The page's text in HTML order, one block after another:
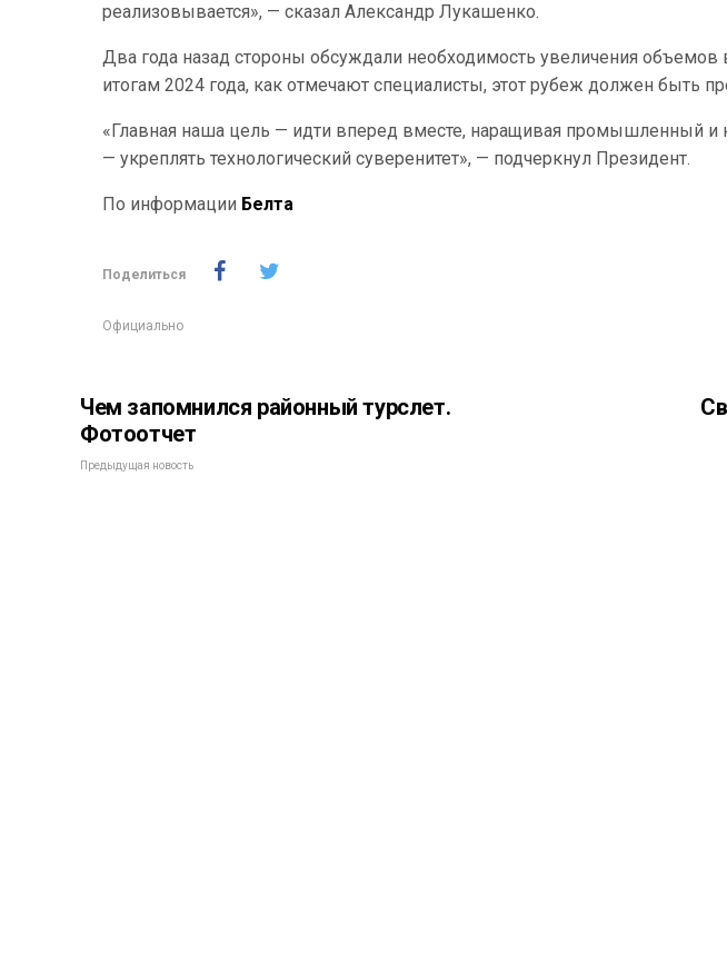
реализовывается», — сказал Александр Лукашенко.
Два года назад стороны обсуждали необходимость увеличения
итогам 2024 года, как отмечают специалисты, этот рубеж должен быть
«Главная наша цель — идти вперед вместе, наращивая промышленный и
— укреплять технологический суверенитет», — подчеркнул Президент.
По информации Белта
Поделиться
Официально
Чем запомнился районный турслет.
Фотоотчет
Предыдущая новость